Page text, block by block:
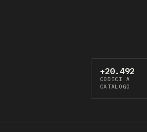
+20.492
CODICI A
CATALOGO